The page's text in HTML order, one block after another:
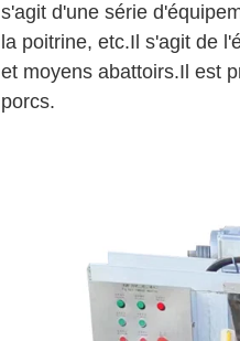
s'agit d'une série
la poitrine, etc.Il s'agit de
et moyens abattoirs.Il est
porcs.